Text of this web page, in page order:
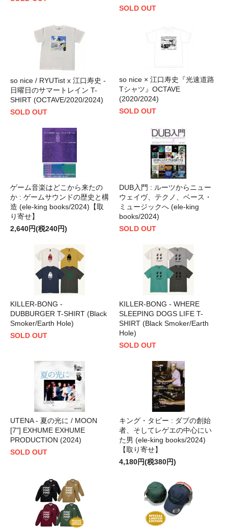
SOLD OUT
so nice / RYUTist x 江口寿史 -
日曜日のサマートレイン T-
SHIRT (OCTAVE/2020/2024)
SOLD OUT
so nice × 江口寿史『光速道路
Tシャツ』OCTAVE
(2020/2024)
SOLD OUT
ゲーム音楽はどこから来たの
か : ゲームサウンドの歴史と構
造 (ele-king books/2024)【取
り寄せ】
2,640円(税240円)
DUB入門 : ルーツからニュー
ウェイヴ、テクノ、ベース・
ミュージックへ (ele-king
books/2024)
SOLD OUT
KILLER-BONG -
DUBBURGER T-SHIRT (Black
Smoker/Earth Hole)
SOLD OUT
KILLER-BONG - WHERE
SLEEPING DOGS LIFE T-
SHIRT (Black Smoker/Earth
Hole)
SOLD OUT
UTENA - 夏の光に / MOON
[7"] EXHUME EXHUME
PRODUCTION (2024)
SOLD OUT
キング・タビー : ダブの創始
者、そしてレゲエの中心にい
た男 (ele-king books/2024)
【取り寄せ】
4,180円(税380円)